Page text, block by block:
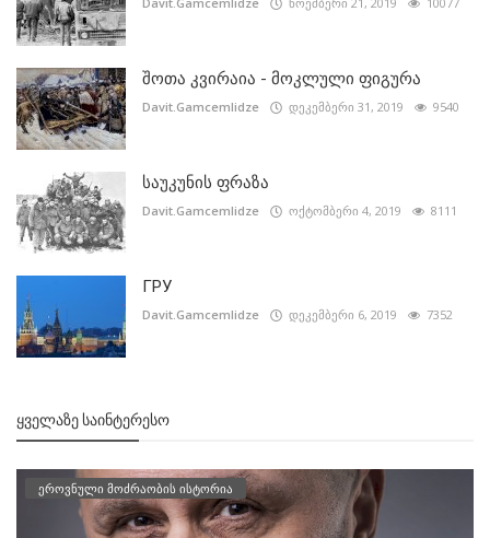
შოთა კვირაია - მოკლული ფიგურა
Davit.Gamcemlidze დეკემბერი 31, 2019 9540
საუკუნის ფრაზა
Davit.Gamcemlidze ოქტომბერი 4, 2019 8111
ГРУ
Davit.Gamcemlidze დეკემბერი 6, 2019 7352
ᲧᲕᲔᲚᲐᲖᲔ ᲡᲐᲘᲜᲢᲔᲠᲔᲡᲝ
ეროვნული მოძრაობის ისტორია